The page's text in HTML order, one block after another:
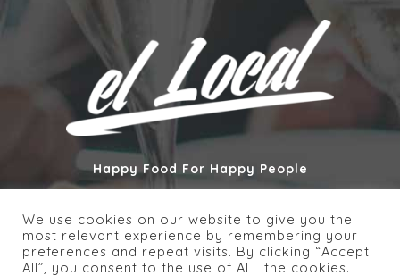
Happy Food For Happy People
ASCOLTACI SU
We use cookies on our website to give you the
most relevant experience by remembering your
preferences and repeat visits. By clicking “Accept
All”, you consent to the use of ALL the cookies.